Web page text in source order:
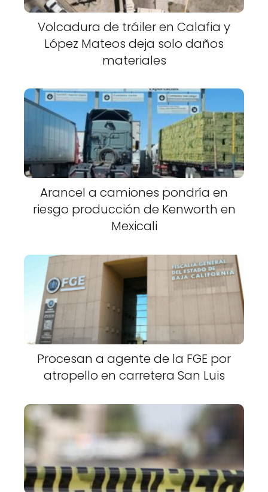
Volcadura de tráiler en Calafia y
López Mateos deja solo daños
materiales
Arancel a camiones pondría en
riesgo producción de Kenworth en
Mexicali
Procesan a agente de la FGE por
atropello en carretera San Luis